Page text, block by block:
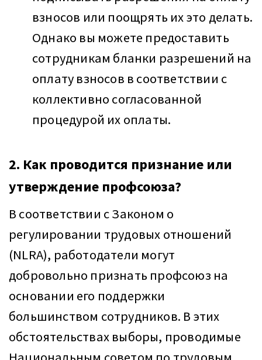
взносов или поощрять их это делать.
Однако вы можете предоставить
сотрудникам бланки разрешений на
оплату взносов в соответствии с
коллективно согласованной
процедурой их оплаты.
2. Как проводится признание или
утверждение профсоюза?
В соответствии с Законом о
регулировании трудовых отношений
(NLRA), работодатели могут
добровольно признать профсоюз на
основании его поддержки
большинством сотрудников. В этих
обстоятельствах выборы, проводимые